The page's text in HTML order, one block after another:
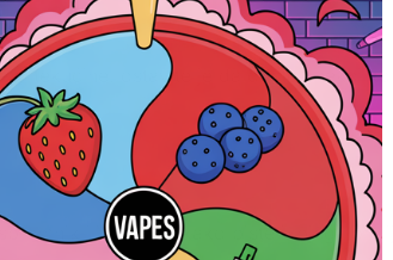
e-tekućine, ostavite je da odstoji
ili kapsulu kako biste izbjegli